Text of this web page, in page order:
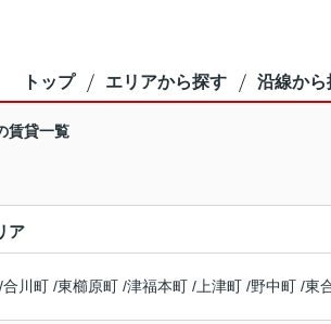
トップ エリアから探す 沿線から
賃貸一覧
ア
/合川町 /東櫛原町 /津福本町 / 上津町 /野中町 /東